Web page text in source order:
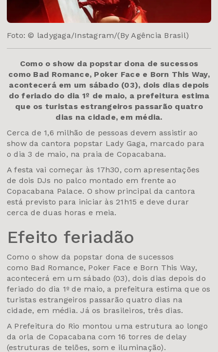
Foto: © ladygaga/Instagram/(By Agência Brasil)
Como o show da popstar dona de sucessos
como Bad Romance, Poker Face e Born This Way,
acontecerá em um sábado (03), dois dias depois
do feriado do dia 1º de maio, a prefeitura estima
que os turistas estrangeiros passarão quatro
dias na cidade, em média.
Cerca de 1,6 milhão de pessoas devem assistir ao
show da cantora popstar Lady Gaga, marcado para
o dia 3 de maio, na praia de Copacabana.
A festa vai começar às 17h30, com apresentações
de dois DJs no palco montado em frente ao
Copacabana Palace. O show principal da cantora
está previsto para iniciar às 21h15 e deve durar
cerca de duas horas e meia.
Efeito feriadão
Como o show da popstar dona de sucessos
como Bad Romance, Poker Face e Born This Way,
acontecerá em um sábado (03), dois dias depois do
feriado do dia 1º de maio, a prefeitura estima que os
turistas estrangeiros passarão quatro dias na
cidade, em média. Já os brasileiros, três dias.
A Prefeitura do Rio montou uma estrutura ao longo
da orla de Copacabana com 16 torres de delay
(estruturas de telões, som e iluminação).